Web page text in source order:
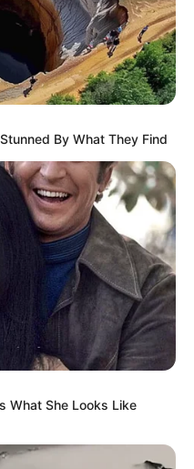
By What They Find
What She Looks Like